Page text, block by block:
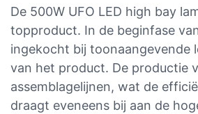
De 500W UFO LED high bay
topproduct. In de beginfase
ingekocht bij toonaangevende
van het product. De productie
assemblagelijnen, wat de
draagt ​​eveneens bij aan de